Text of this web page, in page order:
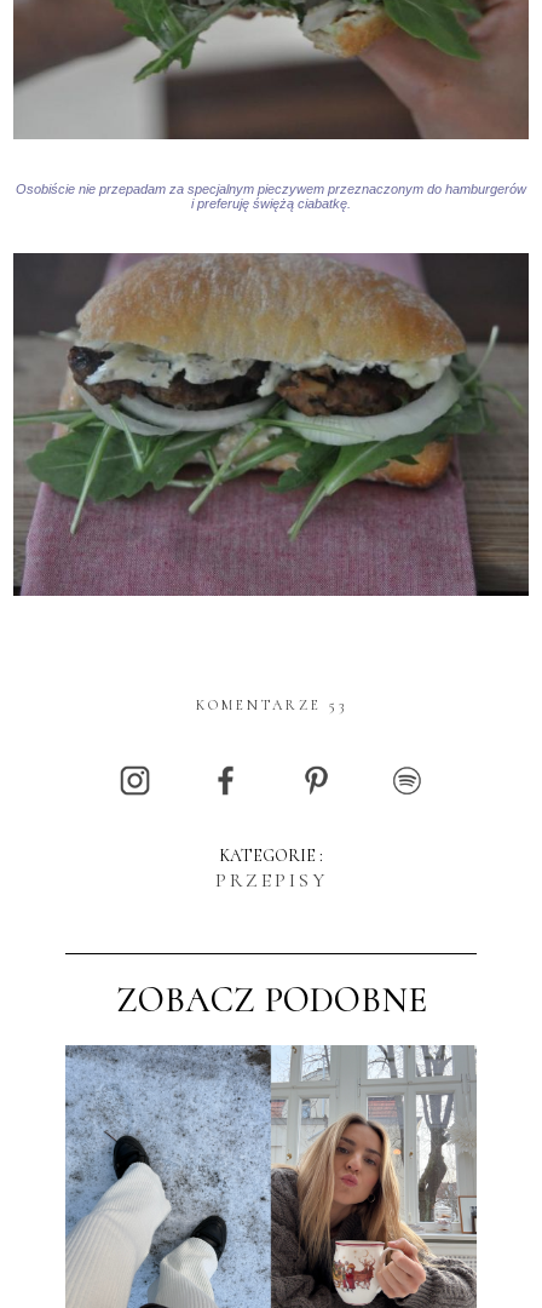
Osobiście nie przepadam za specjalnym pieczywem przeznaczonym do hamburgerów
i preferuję świężą ciabatkę.
KOMENTARZE 53
KATEGORIE :
PRZEPISY
ZOBACZ PODOBNE